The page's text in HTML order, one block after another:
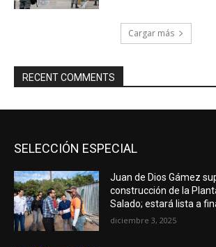
Cargar más
RECENT COMMENTS
SELECCIÓN ESPECIAL
Juan de Dios Gámez
construcción de la
Salado; estará lista a
diciembre 3, 2025